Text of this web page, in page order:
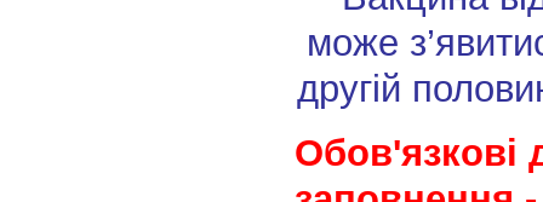
може
другій
Обов'язкові